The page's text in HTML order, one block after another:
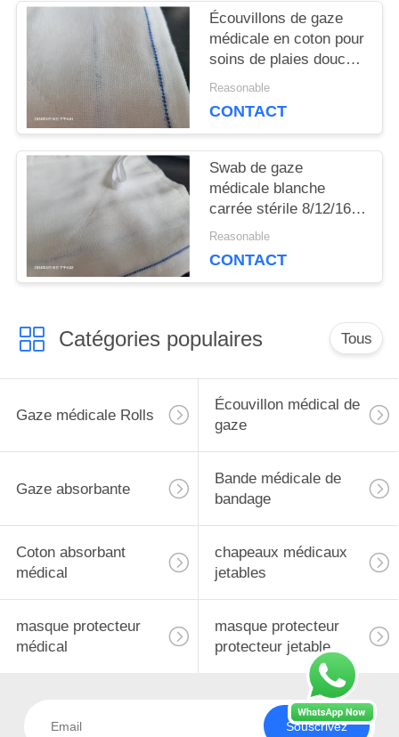
DU
SITE
PRIVACY
POLICY
Écouvillons de gaze
médicale en coton pour
soins de plaies douces
certifiés ISO
Reasonable
CONTACT
Swab de gaze
médicale blanche
carrée stérile 8/12/16
Ply Absorbance 100
Reasonable
CONTACT
Catégories populaires Tous
Gaze médicale Rolls
Écouvillon médical de
gaze
Gaze absorbante
Bande médicale de
bandage
Coton absorbant
médical
chapeaux médicaux
jetables
masque protecteur
médical
masque protecteur
protecteur jetable
Souscrivez